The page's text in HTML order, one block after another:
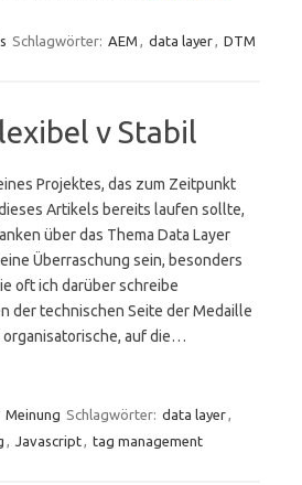
Schlagwörter: AEM , data layer, DTM
v Stabil
Projektes, das zum Zeitpunkt
Artikels bereits laufen sollte,
über das Thema Data Layer
Überraschung sein, besonders
oft ich darüber schreibe
der technischen Seite der Medaille
organisatorische, auf die…
Meinung Schlagwörter: data layer,
, Javascript, tag management